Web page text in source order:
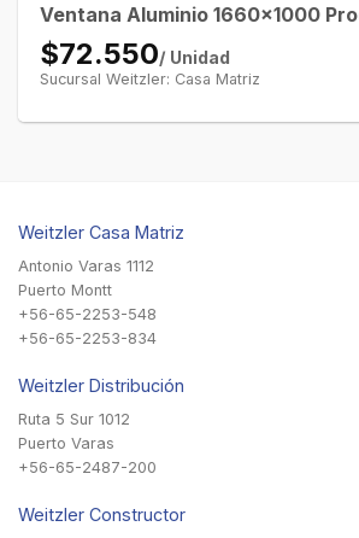
Ventana Aluminio 1660×1000
$72.550/ Unidad
Sucursal Weitzler: Casa Matriz
Weitzler Casa Matriz
Antonio Varas 1112
Puerto Montt
+56-65-2253-548
+56-65-2253-834
Weitzler Distribución
Ruta 5 Sur 1012
Puerto Varas
+56-65-2487-200
Weitzler Constructor